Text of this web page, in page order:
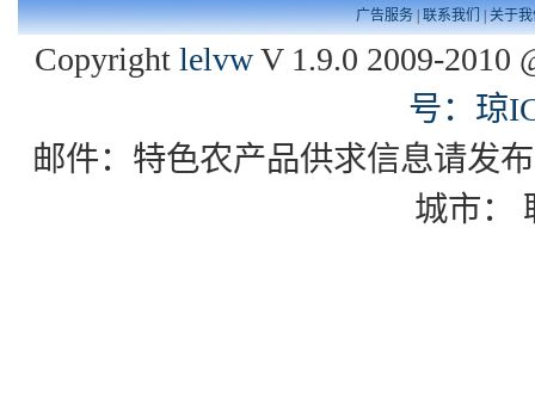
广告服务|联系我们|关于
Copyright lelvwV 1.9.0 2009-2010
号：琼
邮件：特色农产品供求信息请发
城市：